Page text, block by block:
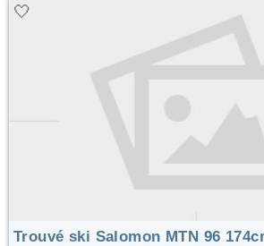
🤍
Trouvé ski Salomon MTN 96